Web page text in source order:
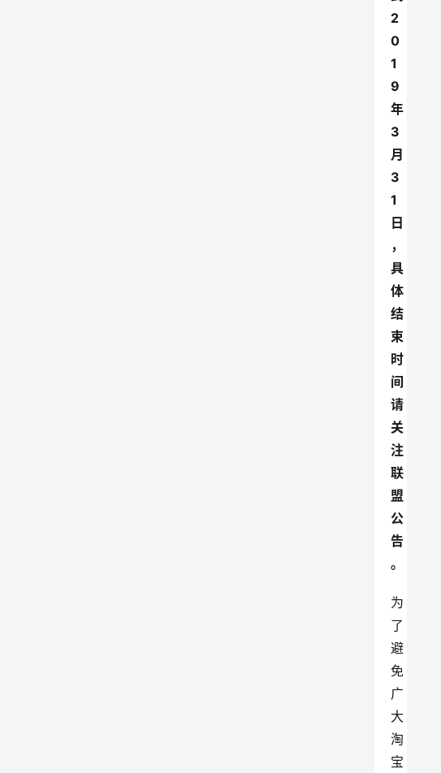
2
0
1
9
年
3
月
3
1
日
，
具
体
结
束
时
间
请
关
注
联
盟
公
告
。
为
了
避
免
广
大
淘
宝